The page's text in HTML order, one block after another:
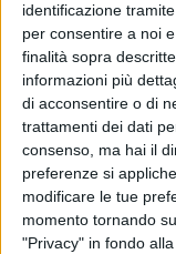
identificazione
per consentire a noi
finalità sopra
informazioni più
di acconsentire o di
trattamenti dei dati
consenso, ma hai il
preferenze si
modificare le tue
momento tornando
"Privacy" in fondo
Incidente sulla
Ovest, all'altezza
L'incidente ha
con code che si
momento, non
coinvolti né sul
intervenuti i
situazione e
automobilisti di